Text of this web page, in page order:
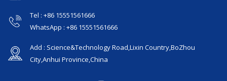
Tel : +86 15551561666
WhatsApp : +86 15551561666
Add : Science&Technology Road,Lixin Country,BoZhou
City,Anhui Province,China